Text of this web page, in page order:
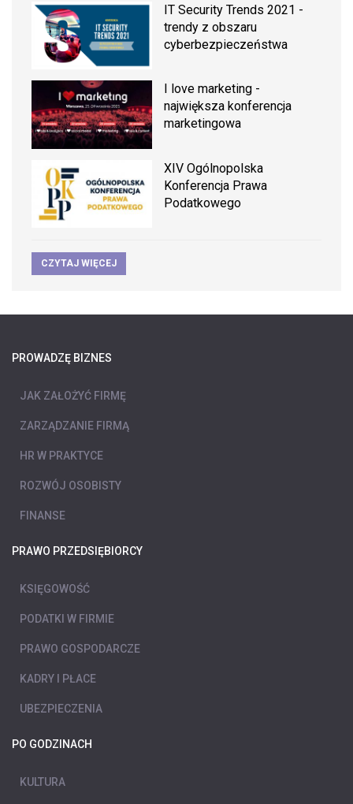
IT Security Trends 2021 -
trendy z obszaru
cyberbezpieczeństwa
I love marketing -
największa konferencja
marketingowa
XIV Ogólnopolska
Konferencja Prawa
Podatkowego
CZYTAJ WIĘCEJ
PROWADZĘ BIZNES
JAK ZAŁOŻYĆ FIRMĘ
ZARZĄDZANIE FIRMĄ
HR W PRAKTYCE
ROZWÓJ OSOBISTY
FINANSE
PRAWO PRZEDSIĘBIORCY
KSIĘGOWOŚĆ
PODATKI W FIRMIE
PRAWO GOSPODARCZE
KADRY I PŁACE
UBEZPIECZENIA
PO GODZINACH
KULTURA